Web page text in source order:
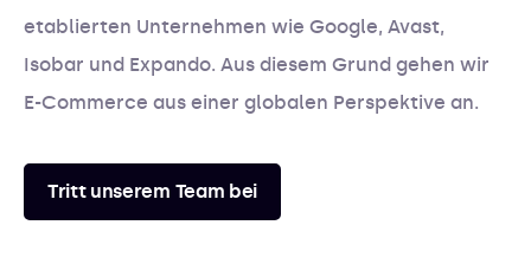
etablierten Unternehmen wie Google, Avast,
Isobar und Expando. Aus diesem Grund gehen wir
E-Commerce aus einer globalen Perspektive an.
Tritt unserem Team bei